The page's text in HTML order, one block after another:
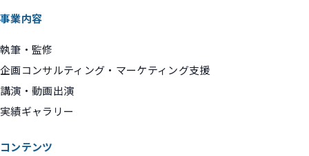
事業内容
執筆・監修
企画コンサルティング・マーケティング支援
講演・動画出演
実績ギャラリー
コンテンツ